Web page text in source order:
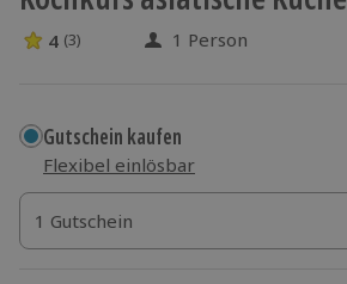
4 Sterne von 5 aus 3 Bewertungen
4 (3) 1 Person
Gutschein kaufen
Flexibel einlösbar
1 Gutschein
1 Gutschein
1 Gutschein